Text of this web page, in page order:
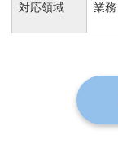
対応領域 業